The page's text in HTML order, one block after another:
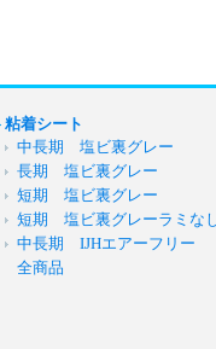
粘着シート
中長期 塩ビ裏グレー
長期 塩ビ裏グレー
短期 塩ビ裏グレー
短期 塩ビ裏グレーラミな
中長期 IJHエアーフリー
全商品